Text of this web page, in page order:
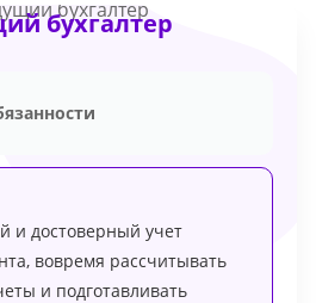
бухгалтер
и достоверный учет
вовремя рассчитывать
и подготавливать